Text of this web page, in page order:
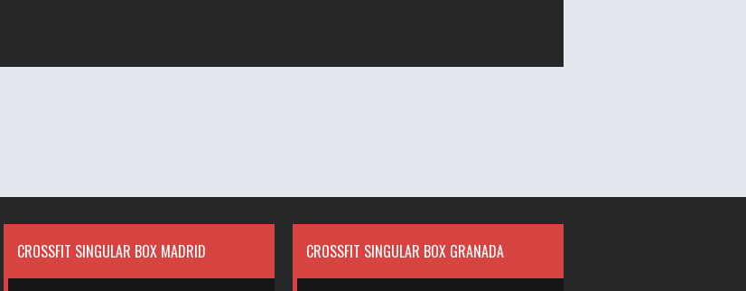
CROSSFIT SINGULAR BOX MADRID CROSSFIT SINGULAR BOX GRANADA